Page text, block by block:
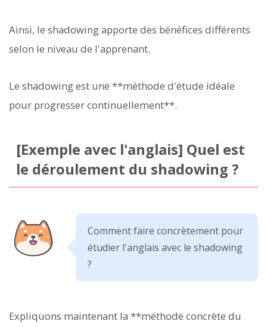
Ainsi, le shadowing apporte des bénéfices différents
selon le niveau de l'apprenant.
Le shadowing est une **méthode d'étude idéale
pour progresser continuellement**.
[Exemple avec l'anglais] Quel est
le déroulement du shadowing ?
Comment faire concrètement pour
étudier l'anglais avec le shadowing
?
Expliquons maintenant la **méthode concrète du